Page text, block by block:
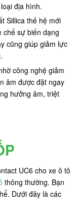
địa hình.
Sillica thế hệ mới
chế sự biến dạng
cũng giúp giảm lực
công nghệ giảm
âm được đặt ngay
hưởng âm, triệt
UC6 cho xe ô tô
thông thường. Bạn
Dưới đây là các